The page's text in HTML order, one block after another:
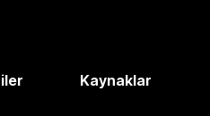
Kaynaklar